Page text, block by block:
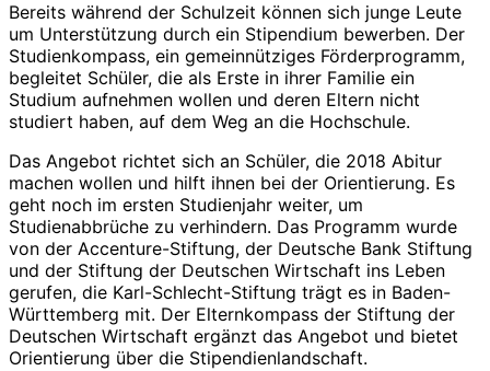
Bereits während der Schulzeit können sich junge Leute
um Unterstützung durch ein Stipendium bewerben. Der
Studienkompass, ein gemeinnütziges Förderprogramm,
begleitet Schüler, die als Erste in ihrer Familie ein
Studium aufnehmen wollen und deren Eltern nicht
studiert haben, auf dem Weg an die Hochschule.
Das Angebot richtet sich an Schüler, die 2018 Abitur
machen wollen und hilft ihnen bei der Orientierung. Es
geht noch im ersten Studienjahr weiter, um
Studienabbrüche zu verhindern. Das Programm wurde
von der Accenture-Stiftung, der Deutsche Bank Stiftung
und der Stiftung der Deutschen Wirtschaft ins Leben
gerufen, die Karl-Schlecht-Stiftung trägt es in Baden-
Württemberg mit. Der Elternkompass der Stiftung der
Deutschen Wirtschaft ergänzt das Angebot und bietet
Orientierung über die Stipendienlandschaft.